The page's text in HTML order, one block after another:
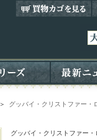
＞ グッバイ・クリストファー・
グッバイ・クリストファー・